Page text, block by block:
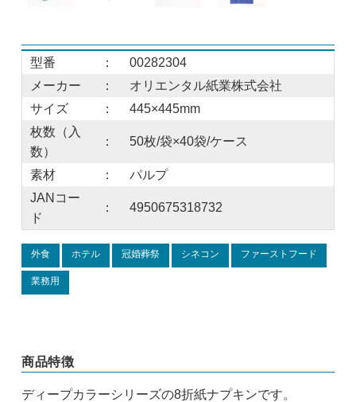
型番 ：
00282304
メーカー
：
オリエンタル紙業株式会社
サイズ
：
445×445mm
枚数（入
数）
： 50枚/袋×40袋/ケース
素材 ：
パルプ
JANコー
ド
： 4950675318732
外食 ホテル 冠婚葬祭 シネコン ファーストフード
業務用
商品特徴
ディープカラーシリーズの8折紙ナプキンです。